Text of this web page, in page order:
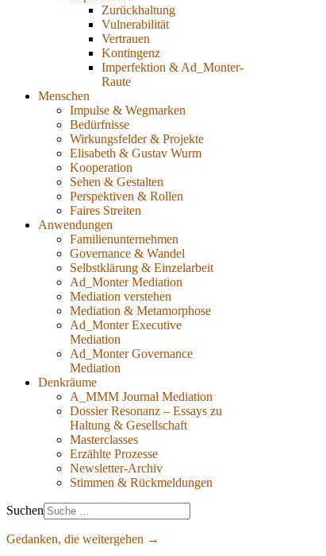
Zurückhaltung
Vulnerabilität
Vertrauen
Kontingenz
Imperfektion & Ad_Monter-
Raute
Menschen
Impulse & Wegmarken
Bedürfnisse
Wirkungsfelder & Projekte
Elisabeth & Gustav Wurm
Kooperation
Sehen & Gestalten
Perspektiven & Rollen
Faires Streiten
Anwendungen
Familienunternehmen
Governance & Wandel
Selbstklärung & Einzelarbeit
Ad_Monter Mediation
Mediation verstehen
Mediation & Metamorphose
Ad_Monter Executive
Mediation
Ad_Monter Governance
Mediation
Denkräume
A_MMM Journal Mediation
Dossier Resonanz – Essays zu
Haltung & Gesellschaft
Masterclasses
Erzählte Prozesse
Newsletter-Archiv
Stimmen & Rückmeldungen
Suchen
Gedanken, die weitergehen →